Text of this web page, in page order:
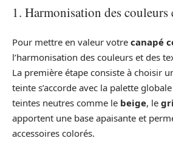
1. Harmonisation des couleurs
Pour mettre en valeur votre canapé
l’harmonisation des couleurs et des
La première étape consiste à choisir
teinte s’accorde avec la palette
teintes neutres comme le beige, le
apportent une base apaisante et
accessoires colorés.